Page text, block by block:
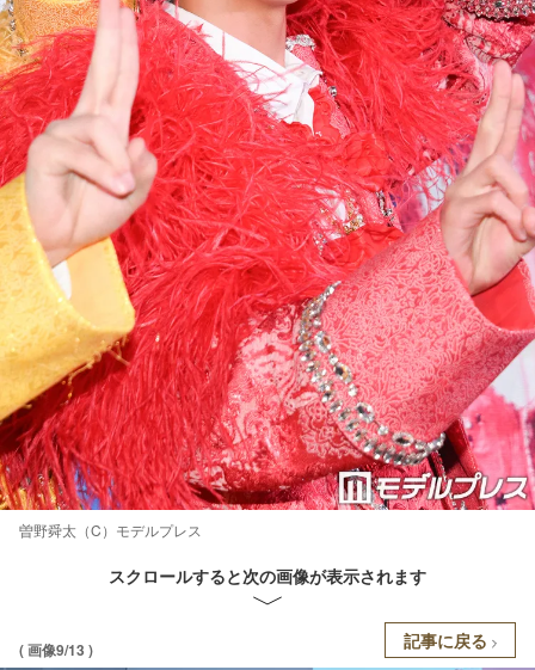
曽野舜太（C）モデルプレス
スクロールすると次の画像が表示されます
( 画像9/13 ) 記事に戻る